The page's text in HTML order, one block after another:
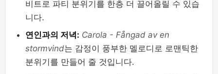
비트로 파티 분위기를 한층 더 끌어올릴 수 있습
니다.
연인과의 저녁: Carola - Fångad av en
stormvind는 감정이 풍부한 멜로디로 로맨틱한
분위기를 만들어 줄 것입니다.